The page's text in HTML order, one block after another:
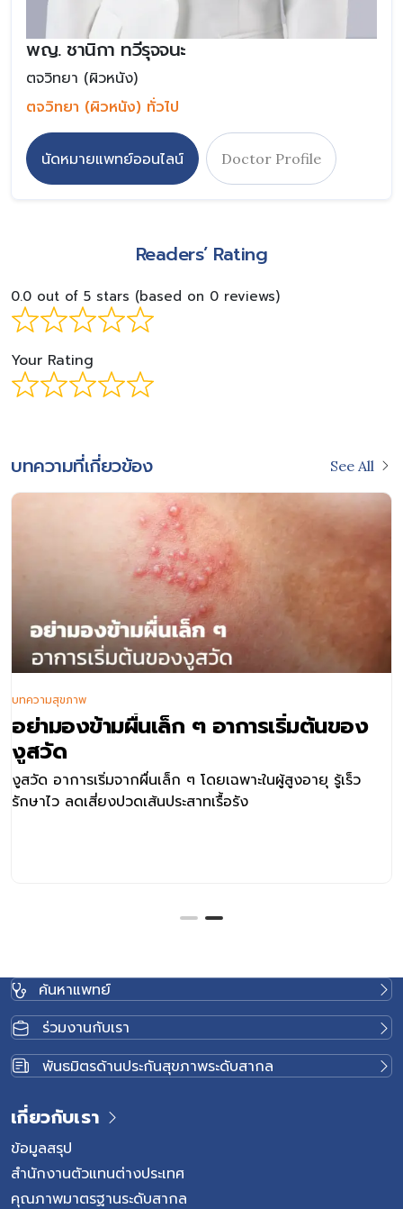
พญ. ชานิกา ทวีรุจจนะ
ตจวิทยา (ผิวหนัง)
ตจวิทยา (ผิวหนัง) ทั่วไป
นัดหมายแพทย์ออนไลน์ Doctor Profile
Readers’ Rating
0.0 out of 5 stars (based on 0 reviews)
Your Rating
บทความที่เกี่ยวข้อง See All
อย่ามองข้ามผื่นเล็ก ๆ อาการเริ่มต้นของ
งูสวัด
งูสวัด อาการเริ่มจากผื่นเล็ก ๆ โดยเฉพาะในผู้สูงอายุ รู้เร็ว
รักษาไว ลดเสี่ยงปวดเส้นประสาทเรื้อรัง
บทความสุขภาพ
ค้นหาแพทย์
ร่วมงานกับเรา
พันธมิตรด้านประกันสุขภาพระดับสากล
เกี่ยวกับเรา
ข้อมูลสรุป
สำนักงานตัวแทนต่างประเทศ
คุณภาพมาตรฐานระดับสากล